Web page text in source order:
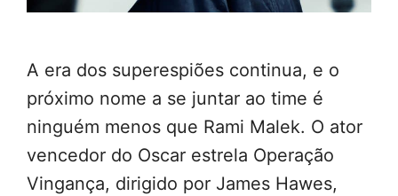
A era dos superespiões continua, e o
próximo nome a se juntar ao time é
ninguém menos que Rami Malek. O ator
vencedor do Oscar estrela Operação
Vingança, dirigido por James Hawes,